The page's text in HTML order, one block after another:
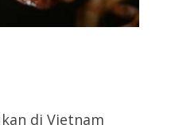
di Vietnam